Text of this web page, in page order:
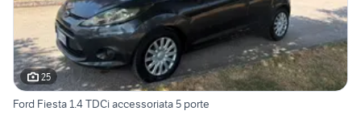
25
Ford Fiesta 1.4 TDCi accessoriata 5 porte